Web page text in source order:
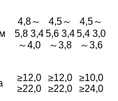
4,8～
5,8 3,4
～4,0
4,5～
5,6 3,4
～3,8
4,5～
5,4 3,0
～3,6
≥12,0
≥22,0
≥12,0
≥22,0
≥10,0
≥24,0